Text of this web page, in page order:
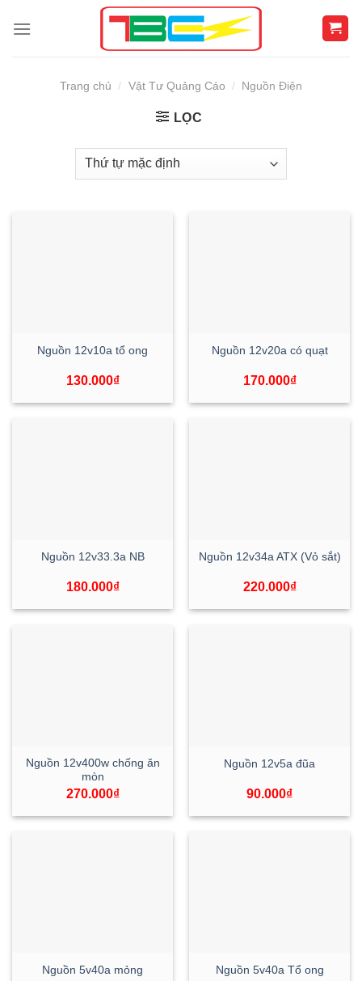
Trang chủ / Vật Tư Quảng Cáo / Nguồn Điện
LỌC
Nguồn 12v10a tổ ong
130.000₫
Nguồn 12v20a có quạt
170.000₫
Nguồn 12v33.3a NB
180.000₫
Nguồn 12v34a ATX (Vỏ sắt)
220.000₫
Nguồn 12v400w chống ăn
mòn
270.000₫
Nguồn 12v5a đũa
90.000₫
Nguồn 5v40a mỏng Nguồn 5v40a Tổ ong